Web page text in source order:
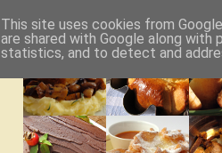
This site uses cookies from
are shared with Google along
statistics, and to detect and